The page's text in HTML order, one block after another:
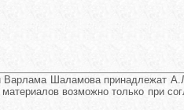
Варлама Шаламова принадлежат
возможно только при